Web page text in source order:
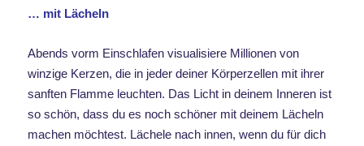
… mit Lächeln
Abends vorm Einschlafen visualisiere Millionen von
winzige Kerzen, die in jeder deiner Körperzellen mit ihrer
sanften Flamme leuchten. Das Licht in deinem Inneren ist
so schön, dass du es noch schöner mit deinem Lächeln
machen möchtest. Lächele nach innen, wenn du für dich